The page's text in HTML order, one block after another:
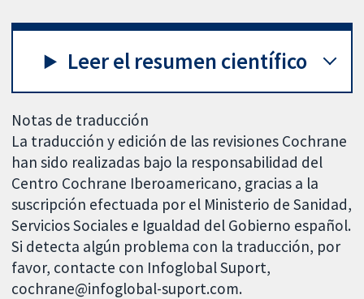
Leer el resumen científico
Notas de traducción
La traducción y edición de las revisiones Cochrane
han sido realizadas bajo la responsabilidad del
Centro Cochrane Iberoamericano, gracias a la
suscripción efectuada por el Ministerio de Sanidad,
Servicios Sociales e Igualdad del Gobierno español.
Si detecta algún problema con la traducción, por
favor, contacte con Infoglobal Suport,
cochrane@infoglobal-suport.com.